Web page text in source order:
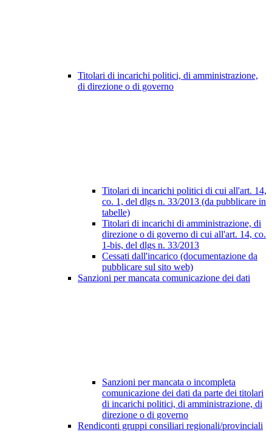
Titolari di incarichi politici, di amministrazione,
di direzione o di governo
Titolari di incarichi politici di cui all'art. 14,
co. 1, del dlgs n. 33/2013 (da pubblicare in
tabelle)
Titolari di incarichi di amministrazione, di
direzione o di governo di cui all'art. 14, co.
1-bis, del dlgs n. 33/2013
Cessati dall'incarico (documentazione da
pubblicare sul sito web)
Sanzioni per mancata comunicazione dei dati
Sanzioni per mancata o incompleta
comunicazione dei dati da parte dei titolari
di incarichi politici, di amministrazione, di
direzione o di governo
Rendiconti gruppi consiliari regionali/provinciali